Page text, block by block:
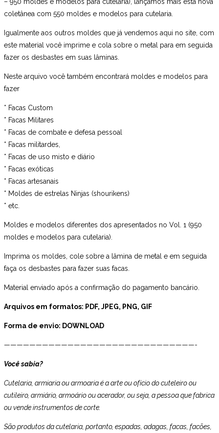
coletânea com 550 moldes e modelos para cutelaria.
Igualmente aos outros moldes que já vendemos aqui no site, com
este material você imprime e cola sobre o metal para em seguida
fazer os desbastes em suas lâminas.
Neste arquivo você também encontrará moldes e modelos para
fazer
* Facas Custom
* Facas Militares
* Facas de combate e defesa pessoal
* Facas militardes,
* Facas de uso misto e diário
* Facas exóticas
* Facas artesanais
* Moldes de estrelas Ninjas (shourikens)
* etc.
Moldes e modelos diferentes dos apresentados no Vol. 1 (950
moldes e modelos para cutelaria).
Imprima os moldes, cole sobre a lâmina de metal e em seguida
faça os desbastes para fazer suas facas.
Material enviado após a confirmação do pagamento bancário.
Arquivos em formatos: PDF, JPEG, PNG, GIF
Forma de envio: DOWNLOAD
——————————————————————————————-
Você sabia?
Cutelaria, armiaria ou armoaria é a arte ou ofício do cuteleiro ou
cutileiro, armiário, armoário ou acerador, ou seja, a pessoa que fabrica
ou vende instrumentos de corte.
São produtos da cutelaria, portanto, espadas, adagas, facas, facões,